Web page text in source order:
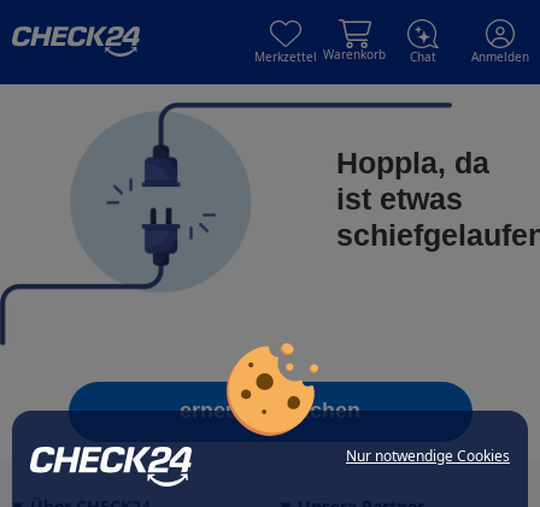
Nur notwendige Cookies
Merkzettel Warenkorb Chat Anmelden
Hoppla, da
ist etwas
erneut versuchen